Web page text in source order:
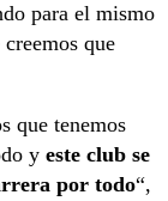
para el mismo
que
que tenemos
y este club se
por todo“,